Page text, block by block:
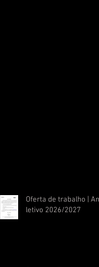
Oferta de trabalho |
letivo 2026/2027